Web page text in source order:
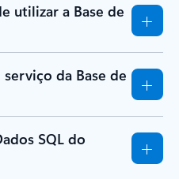
utilizar a Base de
serviço da Base de
SQL do